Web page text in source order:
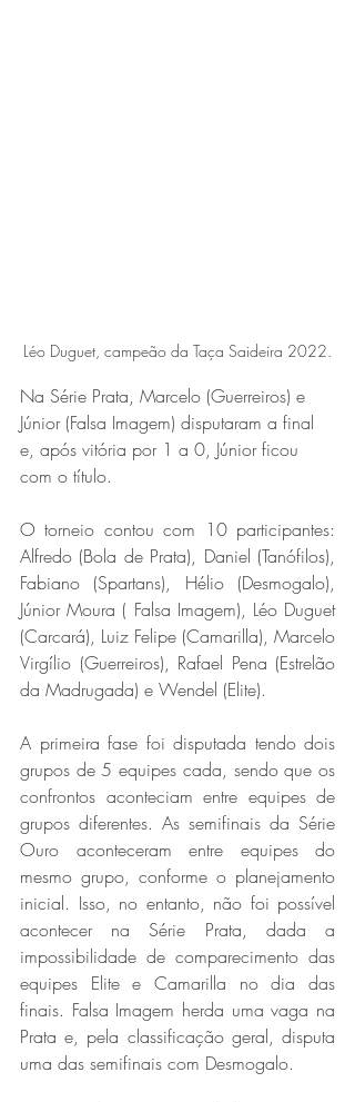
Léo Duguet, campeão da Taça Saideira 2022.
Na Série Prata, Marcelo (Guerreiros) e
Júnior (Falsa Imagem) disputaram a final
e, após vitória por 1 a 0, Júnior ficou
com o título.
O torneio contou com 10 participantes:
Alfredo (Bola de Prata), Daniel (Tanófilos),
Fabiano (Spartans), Hélio (Desmogalo),
Júnior Moura ( Falsa Imagem), Léo Duguet
(Carcará), Luiz Felipe (Camarilla), Marcelo
Virgílio (Guerreiros), Rafael Pena (Estrelão
da Madrugada) e Wendel (Elite).
A primeira fase foi disputada tendo dois
grupos de 5 equipes cada, sendo que os
confrontos aconteciam entre equipes de
grupos diferentes. As semifinais da Série
Ouro aconteceram entre equipes do
mesmo grupo, conforme o planejamento
inicial. Isso, no entanto, não foi possível
acontecer na Série Prata, dada a
impossibilidade de comparecimento das
equipes Elite e Camarilla no dia das
finais. Falsa Imagem herda uma vaga na
Prata e, pela classificação geral, disputa
uma das semifinais com Desmogalo.